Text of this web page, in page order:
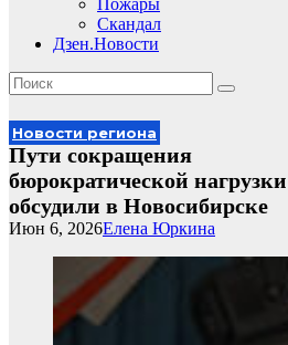
Пожары
Скандал
Дзен.Новости
Новости региона
Пути сокращения
бюрократической
обсудили в Новосибирске
Елена Юркина
Июн 6, 2026